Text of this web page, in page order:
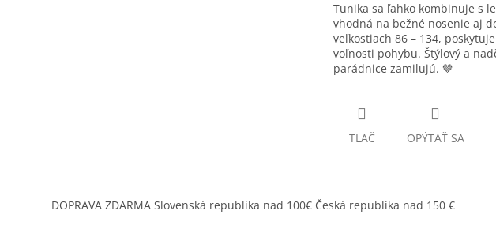
Tunika sa ľahko kombinuje s
vhodná na bežné nosenie aj
veľkostiach 86 – 134,
voľnosti pohybu. Štýlový a
parádnice zamilujú. 🤎
TLAČ OPÝTAŤ SA
DOPRAVA ZDARMA Slovenská republika nad 100€ Česká republika nad 150 €